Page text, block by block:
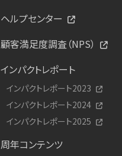
ヘルプセンター
顧客満足度調査（NPS）
インパクトレポート
インパクトレポート2023
インパクトレポート2024
インパクトレポート2025
周年コンテンツ